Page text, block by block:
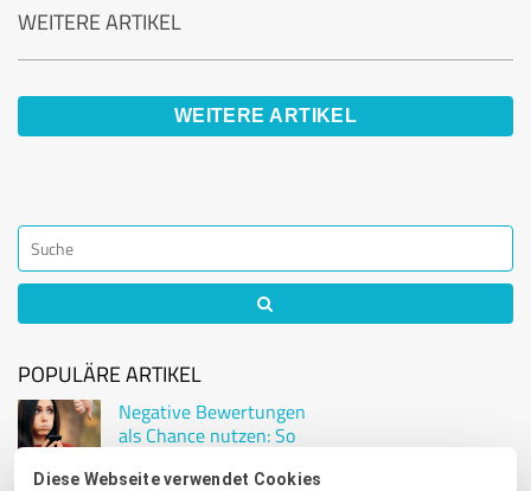
Diese Webseite verwendet Cookies
WEITERE ARTIKEL
WEITERE ARTIKEL
POPULÄRE ARTIKEL
Negative Bewertungen
als Chance nutzen: So